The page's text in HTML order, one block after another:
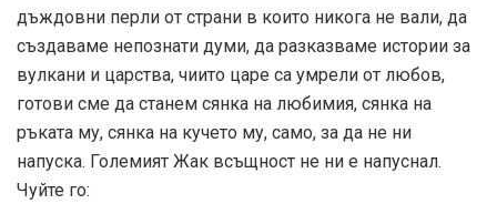
дъждовни перли от страни в които никога не вали, да
създаваме непознати думи, да разказваме истории за
вулкани и царства, чиито царе са умрели от любов,
готови сме да станем сянка на любимия, сянка на
ръката му, сянка на кучето му, само, за да не ни
напуска. Големият Жак всъщност не ни е напуснал.
Чуйте го: